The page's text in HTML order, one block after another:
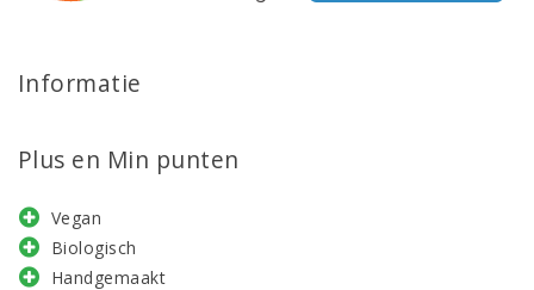
Informatie
Plus en Min punten
Vegan
Biologisch
Handgemaakt